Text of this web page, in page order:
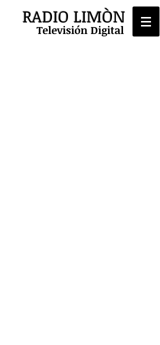
RADIO LIMÒN
Televisión Digital